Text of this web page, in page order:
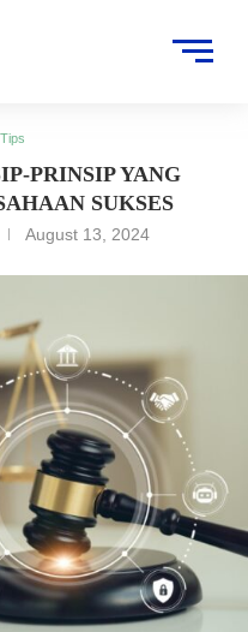
yang Mengantar
Tips
PRINSIP YANG
SUKSES
August 13, 2024